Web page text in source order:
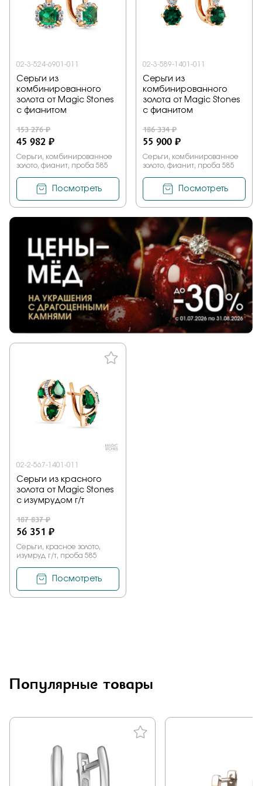
02-3-524-6901-011
Серьги из
комбинированного
золота от Magic Stones
с фианитом
153 276 ₽
45 982 ₽
Серьги, комбинированное
золото, фианит, проба 585
Посмотреть
02-3-589-1401-011
Серьги из
комбинированного
золота от Magic Stones
с фианитом
186 334 ₽
55 900 ₽
Серьги, комбинированное
золото, фианит, проба 585
Посмотреть
02-2-567-1401-011
Серьги из красного
золота от Magic Stones
с изумрудом г/т
187 837 ₽
56 351 ₽
Серьги, красное золото,
изумруд г/т, проба 585
Посмотреть
Популярные товары
Заказать
Подтверждаю, что я ознакомлен и согласен с условиями
политики конфиденциальности
Отправить